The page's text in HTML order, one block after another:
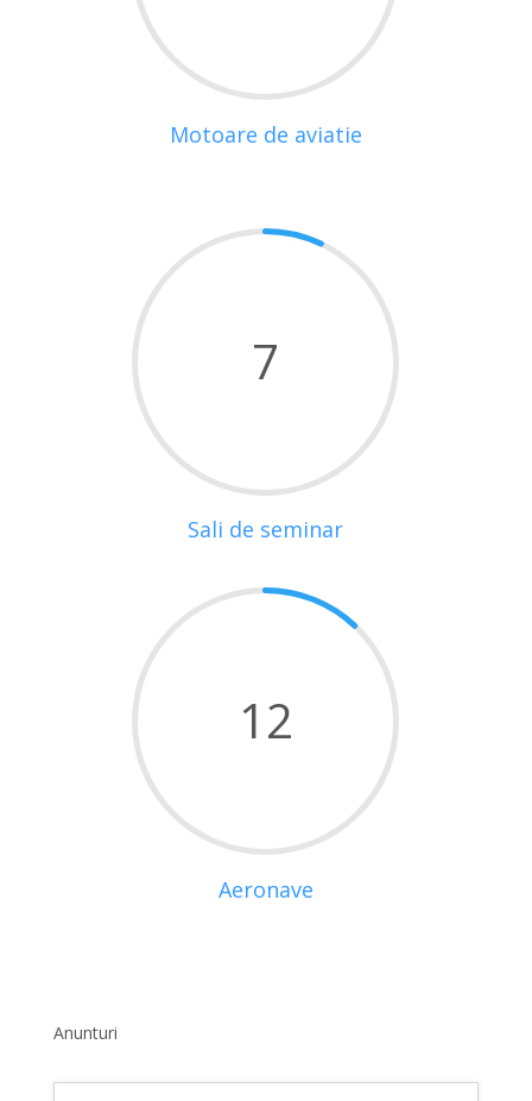
Motoare de aviatie
7
Sali de seminar
12
Aeronave
Anunturi